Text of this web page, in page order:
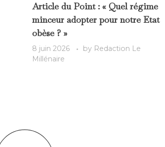
Article du Point : « Quel régime
minceur adopter pour notre Etat
obèse ? »
8 juin 2026 by Redaction Le
Millénaire